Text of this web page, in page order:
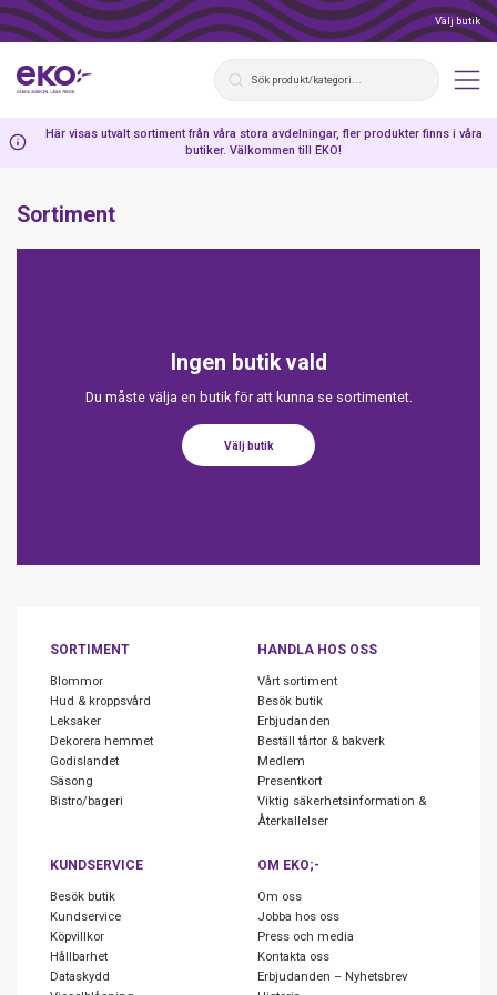
Välj butik
Här visas utvalt sortiment från våra stora avdelningar, fler produkter finns i våra
butiker. Välkommen till EKO!
Sortiment
Ingen butik vald
Du måste välja en butik för att kunna se sortimentet.
Välj butik
SORTIMENT
Blommor
Hud & kroppsvård
Leksaker
Dekorera hemmet
Godislandet
Säsong
Bistro/bageri
HANDLA HOS OSS
Vårt sortiment
Besök butik
Erbjudanden
Beställ tårtor & bakverk
Medlem
Presentkort
Viktig säkerhetsinformation &
Återkallelser
KUNDSERVICE
Besök butik
Kundservice
Köpvillkor
Hållbarhet
Dataskydd
OM EKO;-
Om oss
Jobba hos oss
Press och media
Kontakta oss
Erbjudanden – Nyhetsbrev